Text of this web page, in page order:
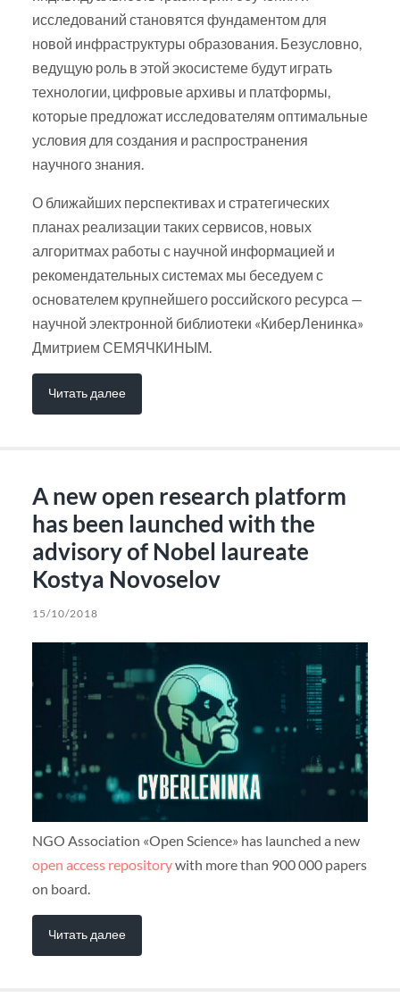
исследований становятся фундаментом для
новой инфраструктуры образования. Безусловно,
ведущую роль в этой экосистеме будут играть
технологии, цифровые архивы и платформы,
которые предложат исследователям оптимальные
условия для создания и распространения
научного знания.
О ближайших перспективах и стратегических
планах реализации таких сервисов, новых
алгоритмах работы с научной информацией и
рекомендательных системах мы беседуем с
основателем крупнейшего российского ресурса —
научной электронной библиотеки «КиберЛенинка»
Дмитрием СЕМЯЧКИНЫМ.
Читать далее
A new open research platform
has been launched with the
advisory of Nobel laureate
Kostya Novoselov
15/10/2018
NGO Association «Open Science» has launched a new
open access repositorywith more than 900 000 papers
on board.
Читать далее